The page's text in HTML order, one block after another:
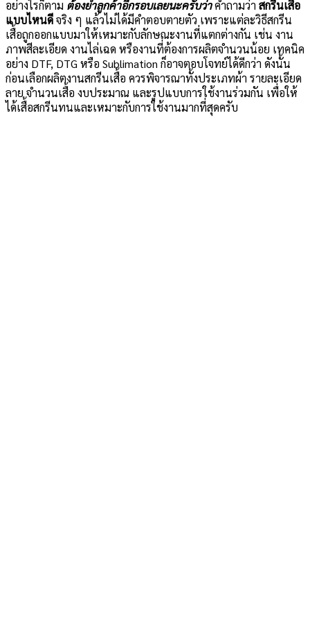
อย่างไรก็ตาม ต้องย้ำลูกค้าอีกรอบเลยนะครับว่าคำถามว่า สกรีนเสื้อ
แบบไหนดีจริง ๆ แล้วไม่ได้มีคำตอบตายตัว เพราะแต่ละวิธีสกรีน
เสื้อถูกออกแบบมาให้เหมาะกับลักษณะงานที่แตกต่างกัน เช่น งาน
ภาพสีละเอียด งานไล่เฉด หรืองานที่ต้องการผลิตจำนวนน้อย เทคนิค
อย่าง DTF, DTG หรือ Sublimation ก็อาจตอบโจทย์ได้ดีกว่า ดังนั้น
ก่อนเลือกผลิตงานสกรีนเสื้อ ควรพิจารณาทั้งประเภทผ้า รายละเอียด
ลาย จำนวนเสื้อ งบประมาณ และรูปแบบการใช้งานร่วมกัน เพื่อให้
ได้เสื้อสกรีนทนและเหมาะกับการใช้งานมากที่สุดครับ